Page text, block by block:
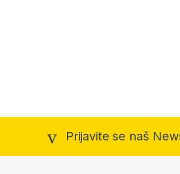
Prijavite se naš